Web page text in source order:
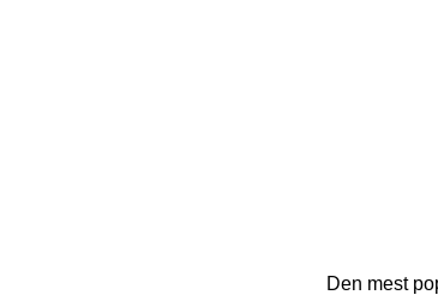
Den mest